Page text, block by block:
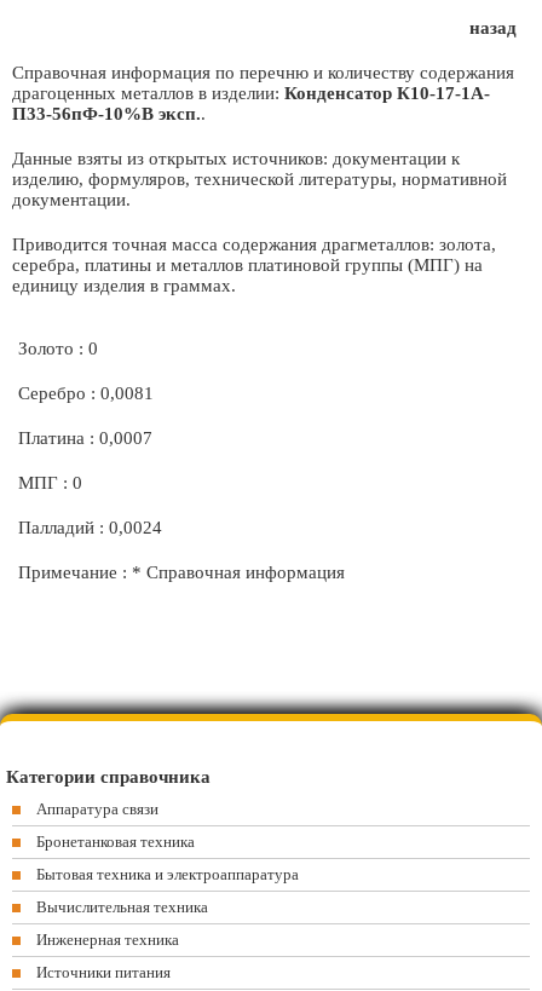
назад
Справочная информация по перечню и количеству содержания
драгоценных металлов в изделии: Конденсатор К10-17-1А-
П33-56пФ-10%В эксп..
Данные взяты из открытых источников: документации к
изделию, формуляров, технической литературы, нормативной
документации.
Приводится точная масса содержания драгметаллов: золота,
серебра, платины и металлов платиновой группы (МПГ) на
единицу изделия в граммах.
Золото : 0
Серебро : 0,0081
Платина : 0,0007
МПГ : 0
Палладий : 0,0024
Примечание : * Справочная информация
Категории справочника
Аппаратура связи
Бронетанковая техника
Бытовая техника и электроаппаратура
Вычислительная техника
Инженерная техника
Источники питания